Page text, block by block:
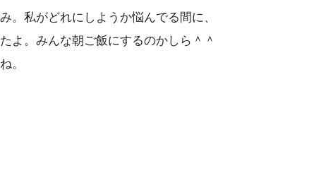
。私がどれにしようか悩んでる間に、
よ。みんな朝ご飯にするのかしら＾＾
。